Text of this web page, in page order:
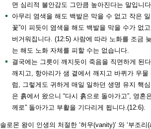
면 심리적 불안감도 그만큼 높아진다는 말입니다.
아무리 염색을 해도 백발은 막을 수 없고 작은
꽃”이 피듯이 염색을 해도 백발을 막을 수가 없
버거워집니다. (12:5) 사람에 따라 노화를 조금
는 해도 노화 자체를 피할 수는 없습니다.
결국에는 그릇이 깨지듯이 죽음을 직면하게 된
깨지고, 항아리가 샘 곁에서 깨지고 바퀴가 우물
럼, 그렇게도 귀하게 매일 일하던 생명 유지 핵
은 흙에서 왔으니 “다시 흙으로 돌아가고”, 영혼
께로” 돌아가고 부활을 기다리게 됩니다.(12:6).
솔로몬 왕이 인생의 처절한 ‘허무(vanity)’ 와 ‘부조